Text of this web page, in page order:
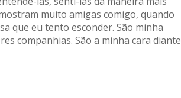
muito amigas comigo, quando
que eu tento esconder. São minha
companhias. São a minha cara diante